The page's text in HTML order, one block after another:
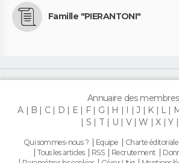
Famille "PIERANTONI"
Annuaire des
A
B C D E F G H I J K L
S
T U V W X Y
Qui sommes-nous ? Equipe Charte éditoriale
Tous les articles
RSS Recrutement